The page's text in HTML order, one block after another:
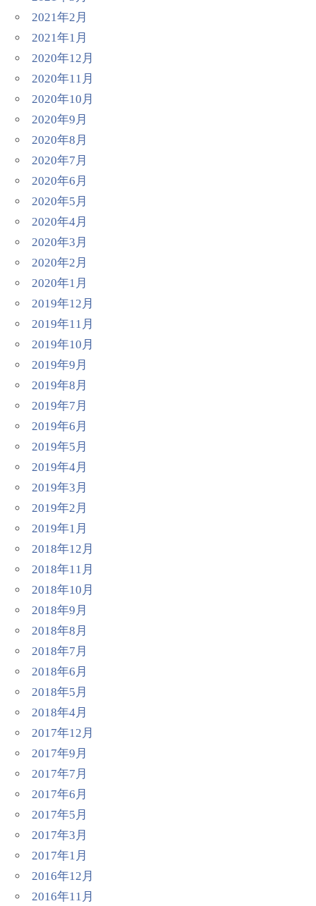
2021年2月
2021年1月
2020年12月
2020年11月
2020年10月
2020年9月
2020年8月
2020年7月
2020年6月
2020年5月
2020年4月
2020年3月
2020年2月
2020年1月
2019年12月
2019年11月
2019年10月
2019年9月
2019年8月
2019年7月
2019年6月
2019年5月
2019年4月
2019年3月
2019年2月
2019年1月
2018年12月
2018年11月
2018年10月
2018年9月
2018年8月
2018年7月
2018年6月
2018年5月
2018年4月
2017年12月
2017年9月
2017年7月
2017年6月
2017年5月
2017年3月
2017年1月
2016年12月
2016年11月